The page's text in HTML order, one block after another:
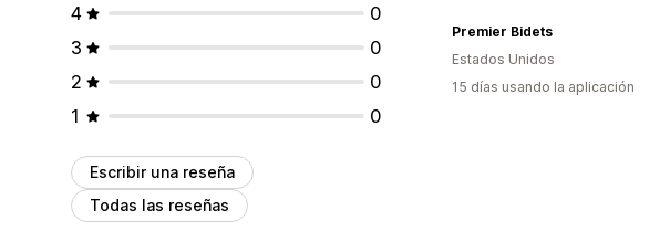
4
0
3
0
2
0
1
0
Escribir una reseña
Todas las reseñas
Premier Bidets
Estados Unidos
15 días usando la aplicación